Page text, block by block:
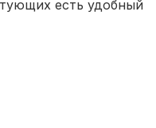
есть удобный